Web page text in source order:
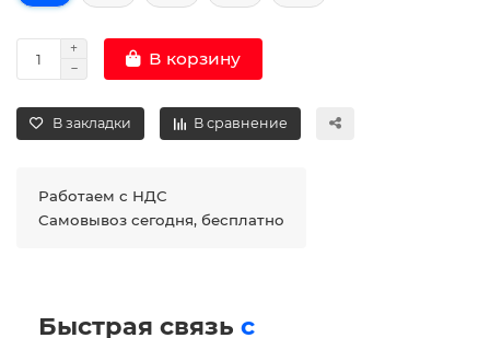
В корзину
В закладки В сравнение
Работаем с НДС
Самовывоз сегодня, бесплатно
Быстрая связь с